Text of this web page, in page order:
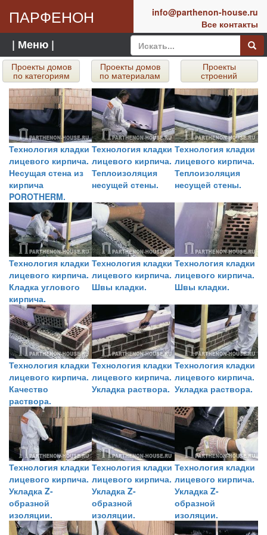
ПАРФЕНОН
info@parthenon-house.ru
Все контакты
| Меню |
Проекты домов
по категориям
Проекты домов
по материалам
Проекты
строений
Технология кладки
лицевого кирпича.
Несущая стена из
кирпича
POROTHERM.
Технология кладки
лицевого кирпича.
Теплоизоляция
несущей стены.
Технология кладки
лицевого кирпича.
Теплоизоляция
несущей стены.
Технология кладки
лицевого кирпича.
Кладка углового
кирпича.
Технология кладки
лицевого кирпича.
Швы кладки.
Технология кладки
лицевого кирпича.
Швы кладки.
Технология кладки
лицевого кирпича.
Качество
раствора.
Технология кладки
лицевого кирпича.
Укладка раствора.
Технология кладки
лицевого кирпича.
Укладка раствора.
Технология кладки
лицевого кирпича.
Укладка Z-
образной
изоляции.
Технология кладки
лицевого кирпича.
Укладка Z-
образной
изоляции.
Технология кладки
лицевого кирпича.
Укладка Z-
образной
изоляции.